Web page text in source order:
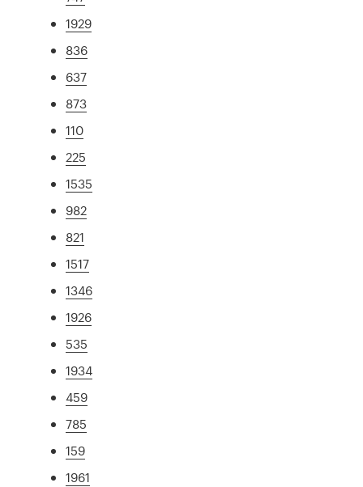
1929
836
637
873
110
225
1535
982
821
1517
1346
1926
535
1934
459
785
159
1961